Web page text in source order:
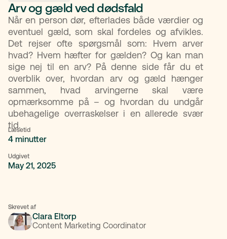
Arv og gæld ved dødsfald
Når en person dør, efterlades både værdier og
eventuel gæld, som skal fordeles og afvikles.
Det rejser ofte spørgsmål som: Hvem arver
hvad? Hvem hæfter for gælden? Og kan man
sige nej til en arv? På denne side får du et
overblik over, hvordan arv og gæld hænger
sammen, hvad arvingerne skal være
opmærksomme på – og hvordan du undgår
ubehagelige overraskelser i en allerede svær
tid.
Læsetid
4 minutter
Udgivet
May 21, 2025
Skrevet af
Clara Eltorp
Content Marketing Coordinator